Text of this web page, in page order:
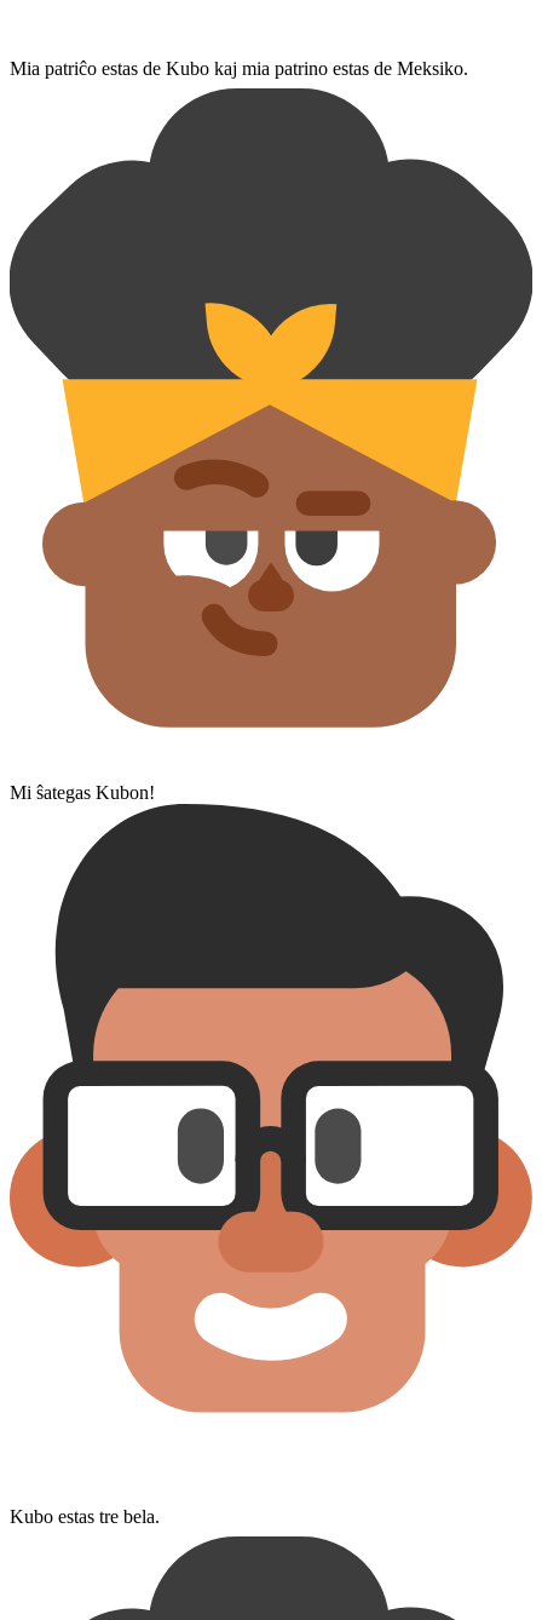
Mia patriĉo estas de Kubo kaj mia patrino estas de Meksiko.
Mi ŝategas Kubon!
Kubo estas tre bela.